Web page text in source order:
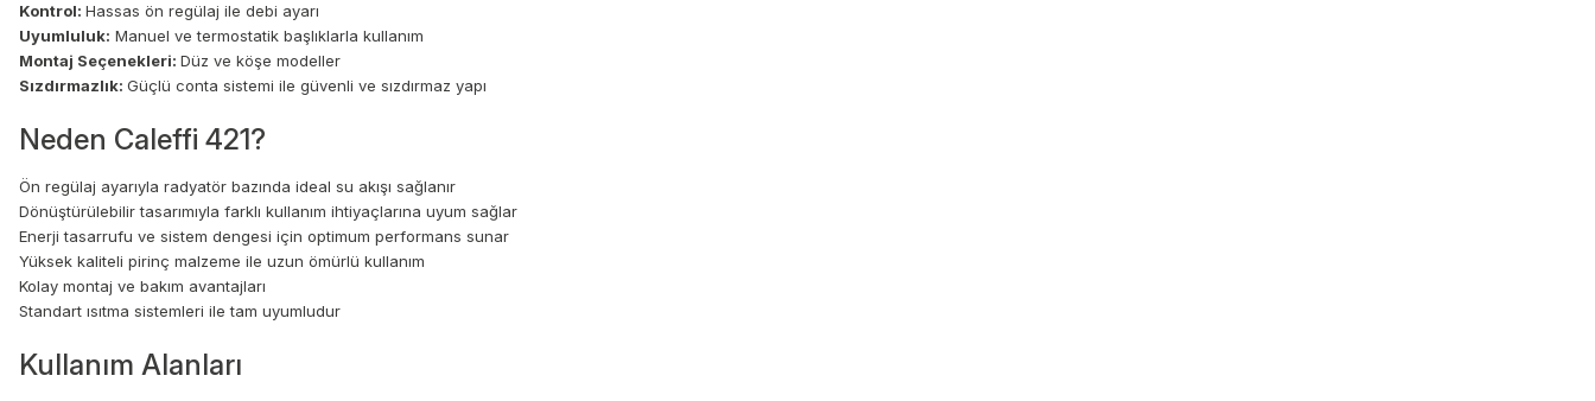
Kontrol: Hassas ön regülaj ile debi ayarı
Uyumluluk: Manuel ve termostatik başlıklarla kullanım
Montaj Seçenekleri: Düz ve köşe modeller
Sızdırmazlık: Güçlü conta sistemi ile güvenli ve sızdırmaz yapı
Neden Caleffi 421?
Ön regülaj ayarıyla radyatör bazında ideal su akışı sağlanır
Dönüştürülebilir tasarımıyla farklı kullanım ihtiyaçlarına uyum sağlar
Enerji tasarrufu ve sistem dengesi için optimum performans sunar
Yüksek kaliteli pirinç malzeme ile uzun ömürlü kullanım
Kolay montaj ve bakım avantajları
Standart ısıtma sistemleri ile tam uyumludur
Kullanım Alanları